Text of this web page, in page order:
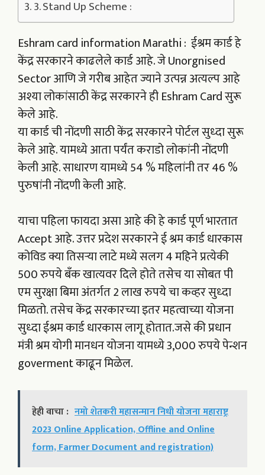
3. Stand Up Scheme :
Eshram card information Marathi : ईश्रम कार्ड हे
केंद्र सरकारने काढलेले कार्ड आहे. जे Unorgnised
Sector आणि जे गरीब आहेत ज्याने उत्पन्न अत्यल्प आहे
अश्या लोकांसाठी केंद्र सरकारने ही Eshram Card सुरू
केले आहे.
या कार्ड ची नोंदणी साठी केंद्र सरकारने पोर्टल सुध्दा सुरू
केले आहे. यामध्ये आता पर्यंत कराडो लोकांनी नोंदणी
केली आहे. साधारण यामध्ये 54 % महिलांनी तर 46 %
पुरुषांनी नोंदणी केली आहे.
याचा पहिला फायदा असा आहे की हे कार्ड पूर्ण भारतात
Accept आहे. उत्तर प्रदेश सरकारने ई श्रम कार्ड धारकास
कोविड क्या तिसऱ्या लाटे मध्ये सलग 4 महिने प्रत्येकी
500 रुपये बँक खात्यवर दिले होते तसेच या सोबत पी
एम सुरक्षा बिमा अंतर्गत 2 लाख रुपये चा कव्हर सुध्दा
मिळतो. तसेच केंद्र सरकारच्या इतर महत्वाच्या योजना
सुध्दा ईश्रम कार्ड धारकास लागू होतात.जसे की प्रधान
मंत्री श्रम योगी मानधन योजना यामध्ये 3,000 रुपये पेन्शन
goverment काढून मिळेल.
हेही वाचा : नमो शेतकरी महासन्मान निधी योजना महाराष्ट्र
2023 Online Application, Offline and Online
form, Farmer Document and registration)